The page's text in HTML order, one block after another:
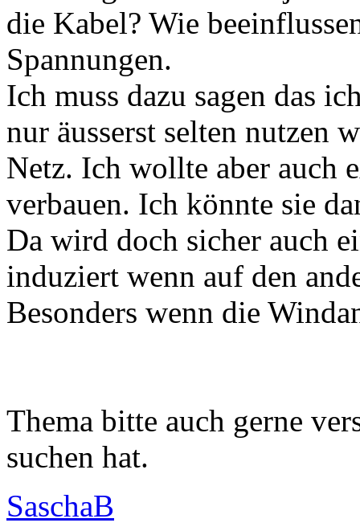
die Kabel? Wie
Spannungen.
Ich muss dazu sagen das
nur äusserst selten nutzen
Netz. Ich wollte aber auch
verbauen. Ich könnte sie
Da wird doch sicher auch
induziert wenn auf den
Besonders wenn die
Thema bitte auch gerne
suchen hat.
SaschaB